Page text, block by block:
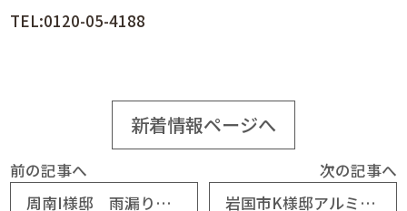
TEL:0120-05-4188
新着情報ページへ
前の記事へ
周南I様邸 雨漏り補修工事
次の記事へ
岩国市K様邸アルミフェンス新設・ブロック塗り壁工事